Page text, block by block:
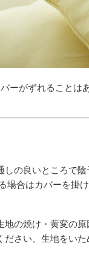
ーがずれることは
しの良いところで
場合はカバーを掛
地の焼け・黄変の
ださい、生地をい